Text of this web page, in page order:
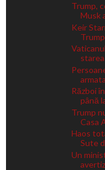
Trump,
Musk
Keir
Război
până
Trump
Casa
Haos
Sute
Un